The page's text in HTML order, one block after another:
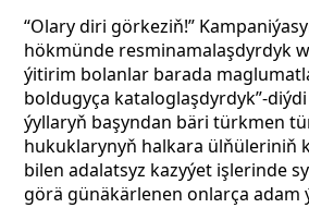
“Olary diri görkeziň!”
hökmünde resminamalaşdyrdyk
ýitirim bolanlar barada
boldugyça kataloglaşdyrdyk”-
ýyllaryň başyndan bäri türkmen
hukuklarynyň halkara ülňüleriniň
bilen adalatsyz kazyýet işlerinde
görä günäkärlenen onlarça adam